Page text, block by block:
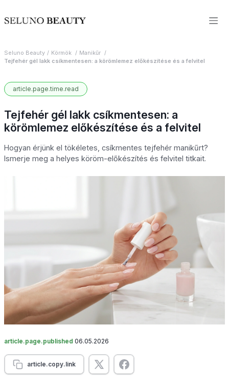
Seluno Beauty Körmök
Manikűr
Tejfehér gél lakk csíkmentesen: a körömlemez előkészítése és a felvitel
article.page.time.read
Tejfehér gél lakk csíkmentesen: a
körömlemez előkészítése és a felvitel
Hogyan érjünk el tökéletes, csíkmentes tejfehér manikűrt?
Ismerje meg a helyes köröm-előkészítés és felvitel titkait.
article.page.published 06.05.2026
article.copy.link